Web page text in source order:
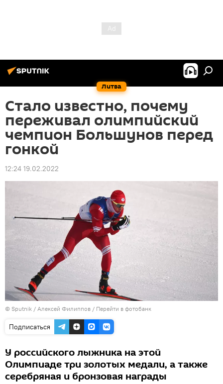
Литва
Стало известно, почему
переживал олимпийский
чемпион Большунов перед
гонкой
12:24 19.02.2022
© Sputnik / Алексей Филиппов / Перейти в фотобанк
Подписаться
У российского лыжника на этой
Олимпиаде три золотых медали, а также
серебряная и бронзовая награды